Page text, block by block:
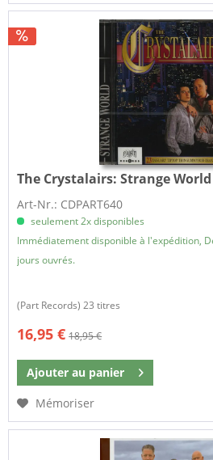
The Crystalairs: Strange World
Art-Nr.: CDPART640
seulement 2x disponibles
Immédiatement disponible à l'expédition,
jours ouvrés.
(Part Records) 23 titres
16,95 € 18,95 €
Ajouter au panier
Mémoriser